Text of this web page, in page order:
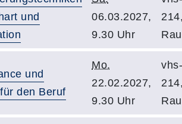
und
06.03.2027,
9.30 Uhr
und
den Beruf
Mo.
22.02.2027,
9.30 Uhr